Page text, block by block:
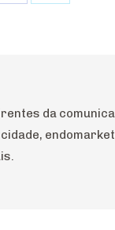
Share Share
da